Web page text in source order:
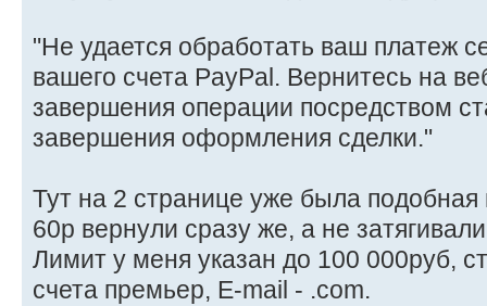
"Не удается обработать ваш платеж
вашего счета PayPal. Вернитесь на
завершения операции посредством
завершения оформления сделки."
Тут на 2 странице уже была
60р вернули сразу же, а не
Лимит у меня указан до 100 000руб,
счета премьер, E-mail - .com.